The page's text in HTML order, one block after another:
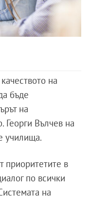
на
бъде
на
Георги Вълчев на
училища.
приоритетите в
по всички
на